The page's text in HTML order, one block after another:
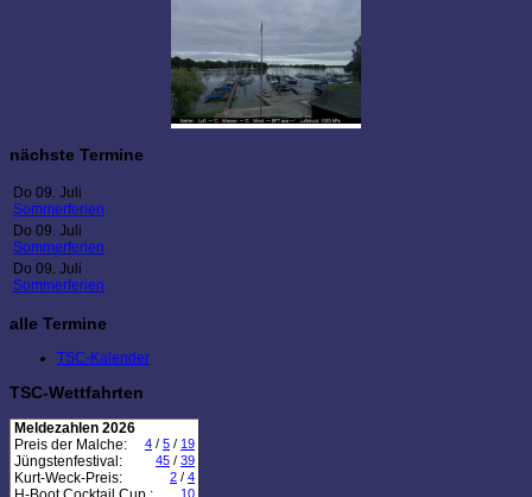
nächste Termine
Do 09. Juli
Sommerferien
Do 09. Juli
Sommerferien
Do 09. Juli
Sommerferien
alle Termine
TSC-Kalender
TSC-Wettfahrten
Meldezahlen 2026
Preis der Malche:
4 / 5 / 19
Jüngstenfestival: 45 / 39
Kurt-Weck-Preis: 2 / 4
10